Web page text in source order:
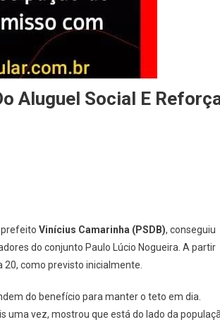
Aluguel Social E
prefeito Vinícius Camarinha (PSDB), conseguiu
do conjunto Paulo Lúcio Nogueira. A partir
20, como previsto inicialmente.
do benefício para manter o teto em dia.
uma vez, mostrou que está do lado da